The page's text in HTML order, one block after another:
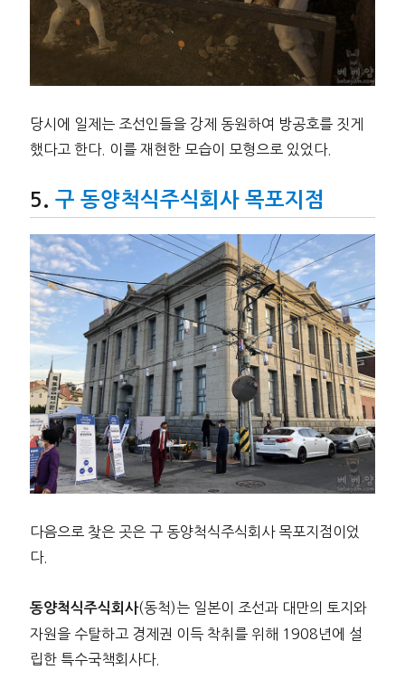
당시에 일제는 조선인들을 강제 동원하여 방공호를 짓게
했다고 한다. 이를 재현한 모습이 모형으로 있었다.
구 동양척식주식회사 목포지점
다음으로 찾은 곳은 구 동양척식주식회사 목포지점이었
다.
동양척식주식회사(동척)는 일본이 조선과 대만의 토지와
자원을 수탈하고 경제권 이득 착취를 위해 1908년에 설
립한 특수국책회사다.